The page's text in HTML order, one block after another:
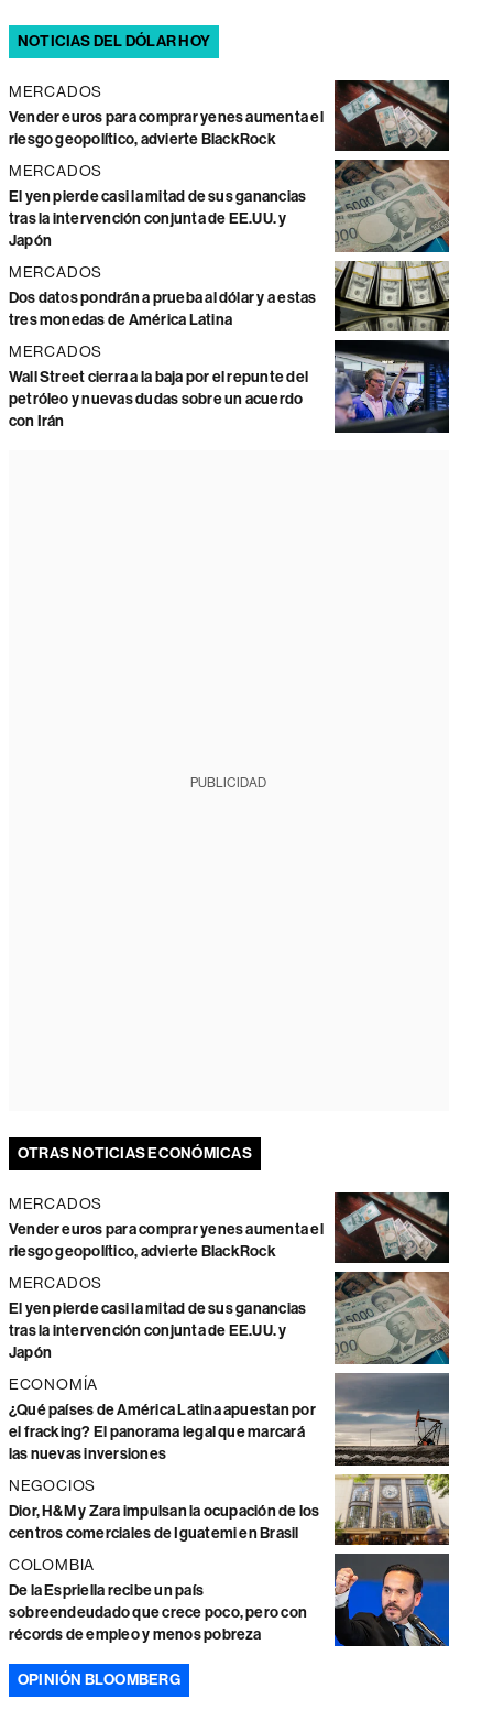
NOTICIAS DEL DÓLAR HOY
MERCADOS
Vender euros para comprar yenes aumenta el
riesgo geopolítico, advierte BlackRock
MERCADOS
El yen pierde casi la mitad de sus ganancias
tras la intervención conjunta de EE.UU. y
Japón
MERCADOS
Dos datos pondrán a prueba al dólar y a estas
tres monedas de América Latina
MERCADOS
Wall Street cierra a la baja por el repunte del
petróleo y nuevas dudas sobre un acuerdo
con Irán
PUBLICIDAD
OTRAS NOTICIAS ECONÓMICAS
MERCADOS
Vender euros para comprar yenes aumenta el
riesgo geopolítico, advierte BlackRock
MERCADOS
El yen pierde casi la mitad de sus ganancias
tras la intervención conjunta de EE.UU. y
Japón
ECONOMÍA
¿Qué países de América Latina apuestan por
el fracking? El panorama legal que marcará
las nuevas inversiones
NEGOCIOS
Dior, H&M y Zara impulsan la ocupación de los
centros comerciales de Iguatemi en Brasil
COLOMBIA
De la Espriella recibe un país
sobreendeudado que crece poco, pero con
récords de empleo y menos pobreza
OPINIÓN BLOOMBERG